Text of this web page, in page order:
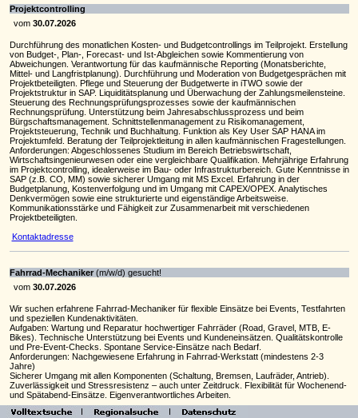
Projektcontrolling
vom 30.07.2026
Durchführung des monatlichen Kosten- und Budgetcontrollings im Teilprojekt. Erstellung
von Budget-, Plan-, Forecast- und Ist-Abgleichen sowie Kommentierung von
Abweichungen. Verantwortung für das kaufmännische Reporting (Monatsberichte,
Mittel- und Langfristplanung). Durchführung und Moderation von Budgetgesprächen mit
Projektbeteiligten. Pflege und Steuerung der Budgetwerte in iTWO sowie der
Projektstruktur in SAP. Liquiditätsplanung und Überwachung der Zahlungsmeilensteine.
Steuerung des Rechnungsprüfungsprozesses sowie der kaufmännischen
Rechnungsprüfung. Unterstützung beim Jahresabschlussprozess und beim
Bürgschaftsmanagement. Schnittstellenmanagement zu Risikomanagement,
Projektsteuerung, Technik und Buchhaltung. Funktion als Key User SAP HANA im
Projektumfeld. Beratung der Teilprojektleitung in allen kaufmännischen Fragestellungen.
Anforderungen: Abgeschlossenes Studium im Bereich Betriebswirtschaft,
Wirtschaftsingenieurwesen oder eine vergleichbare Qualifikation. Mehrjährige Erfahrung
im Projektcontrolling, idealerweise im Bau- oder Infrastrukturbereich. Gute Kenntnisse in
SAP (z.B. CO, MM) sowie sicherer Umgang mit MS Excel. Erfahrung in der
Budgetplanung, Kostenverfolgung und im Umgang mit CAPEX/OPEX. Analytisches
Denkvermögen sowie eine strukturierte und eigenständige Arbeitsweise.
Kommunikationsstärke und Fähigkeit zur Zusammenarbeit mit verschiedenen
Projektbeteiligten.
Kontaktadresse
Fahrrad-Mechaniker(m/w/d) gesucht!
vom 30.07.2026
Wir suchen erfahrene Fahrrad-Mechaniker für flexible Einsätze bei Events, Testfahrten
und speziellen Kundenaktivitäten.
Aufgaben: Wartung und Reparatur hochwertiger Fahrräder (Road, Gravel, MTB, E-
Bikes). Technische Unterstützung bei Events und Kundeneinsätzen. Qualitätskontrolle
und Pre-Event-Checks. Spontane Service-Einsätze nach Bedarf.
Anforderungen: Nachgewiesene Erfahrung in Fahrrad-Werkstatt (mindestens 2-3
Jahre)
Sicherer Umgang mit allen Komponenten (Schaltung, Bremsen, Laufräder, Antrieb).
Zuverlässigkeit und Stressresistenz – auch unter Zeitdruck. Flexibilität für Wochenend-
und Spätabend-Einsätze. Eigenverantwortliches Arbeiten.
Kontaktadresse